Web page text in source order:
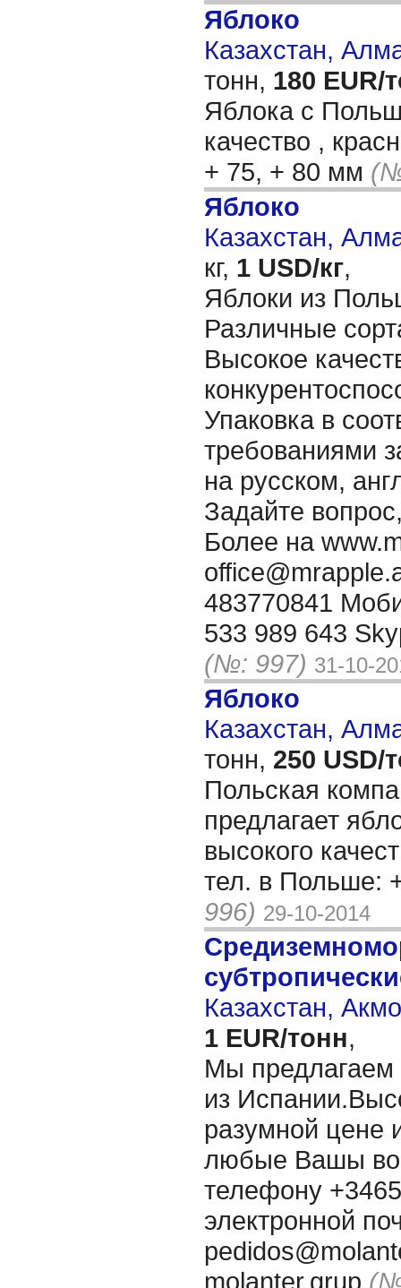
Яблоко
Казахстан,
тонн, 180 EUR/
Яблока с
качество ,
+ 75, + 80 мм
Яблоко
Казахстан,
кг, 1 USD/кг,
Яблоки из
Различные
Высокое
Упаковка в
требованиями
на русском,
Задайте
Более нa
483770841
533 989 643
(№: 997) 31-10-
Яблоко
Казахстан,
тонн, 250 USD/
Польская
предлагает
высокого
тел. в Польше:
996) 29-10-2014
Казахстан,
1 EUR/тонн,
Мы
из
разумной цене
любые Вашы
телефону
электронной
molanter.grup